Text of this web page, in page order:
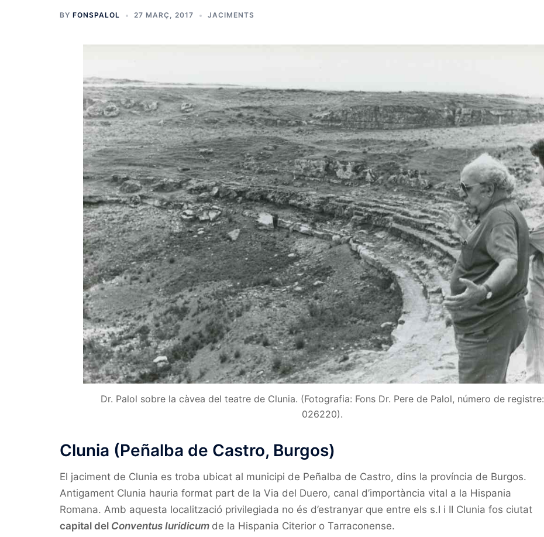
BY FONSPALOL 27 MARÇ, 2017 JACIMENTS
Dr. Palol sobre la càvea del teatre de Clunia. (Fotografia: Fons Dr. Pere de Palol, número de registre:
026220).
Clunia (Peñalba de Castro, Burgos)
El jaciment de Clunia es troba ubicat al municipi de Peñalba de Castro, dins la província de Burgos.
Antigament Clunia hauria format part de la Via del Duero, canal d’importància vital a la Hispania
Romana. Amb aquesta localització privilegiada no és d’estranyar que entre els s.I i II Clunia fos ciutat
capital del Conventus Iuridicum de la Hispania Citerior o Tarraconense.